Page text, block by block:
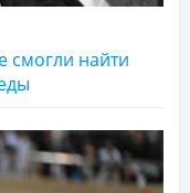
смогли найти